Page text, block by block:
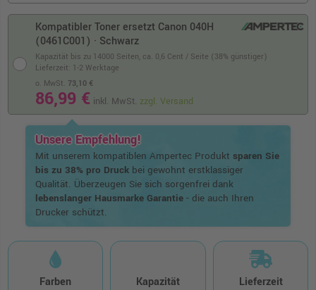
Kompatibler Toner ersetzt Canon 040H
(0461C001) · Schwarz
Kapazität bis zu 14000 Seiten, ca. 0,6 Cent / Seite (38% günstiger)
o. MwSt.73,10 €
86,99 € inkl. MwSt. zzgl. Versand
Lieferzeit: 1-2 Werktage
Unsere Empfehlung!
Mit unserem kompatiblen Ampertec Produkt sparen Sie
bis zu 38% pro Druckbei gewohnt erstklassiger
Qualität. Überzeugen Sie sich sorgenfrei dank
lebenslanger Hausmarke Garantie- die auch Ihren
Drucker schützt.
Farben Kapazität Lieferzeit